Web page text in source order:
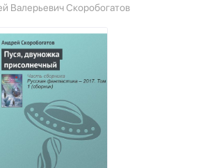
Валерьевич Скоробогатов